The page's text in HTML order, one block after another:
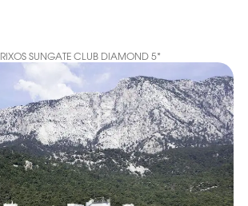
RIXOS SUNGATE CLUB DIAMOND 5*